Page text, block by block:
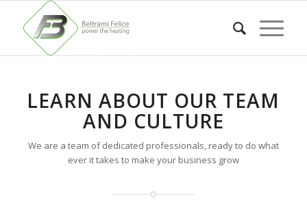
LEARN ABOUT OUR TEAM
AND CULTURE
We are a team of dedicated professionals, ready to do what
ever it takes to make your business grow